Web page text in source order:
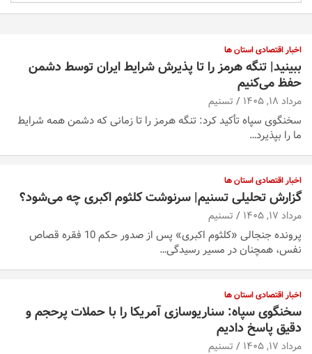
اخبار اقتصادی استان ها
ببینید| تنگه هرمز را تا پذیرش شرایط ایران توسط دشمن
حفظ می‌کنیم
مرداد ۱۸, ۱۴۰۵ تسنیم
سخنگوی سپاه تأکید کرد: تنگه هرمز را تا زمانی که دشمن همه‌ شرایط
ما را بپذیرد…
اخبار اقتصادی استان ها
گزارش تحلیلی تسنیم| سرنوشت کلثوم اکبری چه می‌شود؟
مرداد ۱۷, ۱۴۰۵ تسنیم
پرونده جنجالی «کلثوم اکبری» پس از صدور حکم 10 فقره قصاص
نفس، همچنان در مسیر رسیدگی…
اخبار اقتصادی استان ها
سخنگوی سپاه: سناریوسازی آمریکا را با حملات پرحجم‌‌ و
دقیق‌ پاسخ دادیم
مرداد ۱۷, ۱۴۰۵ تسنیم